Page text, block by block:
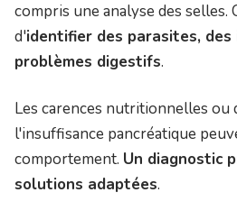
compris une analyse des selles.
d'identifier des parasites,
problèmes digestifs.
Les carences nutritionnelles ou
l'insuffisance pancréatique
comportement. Un diagnostic
solutions adaptées.